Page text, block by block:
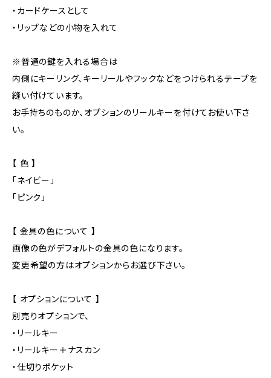
・カードケースとして
・リップなどの小物を入れて
※普通の鍵を入れる場合は
内側にキーリング、キーリールやフックなどをつけられるテープを
縫い付けています。
お手持ちのものか、オプションのリールキーを付けてお使い下さ
い。
【 色 】
「ネイビー」
「ピンク」
【 金具の色について 】
画像の色がデフォルトの金具の色になります。
変更希望の方はオプションからお選び下さい。
【 オプションについて 】
別売りオプションで、
・リールキー
・リールキー＋ナスカン
・仕切りポケット